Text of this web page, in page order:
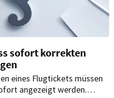
sofort korrekten
eines Flugtickets müssen
angezeigt werden.